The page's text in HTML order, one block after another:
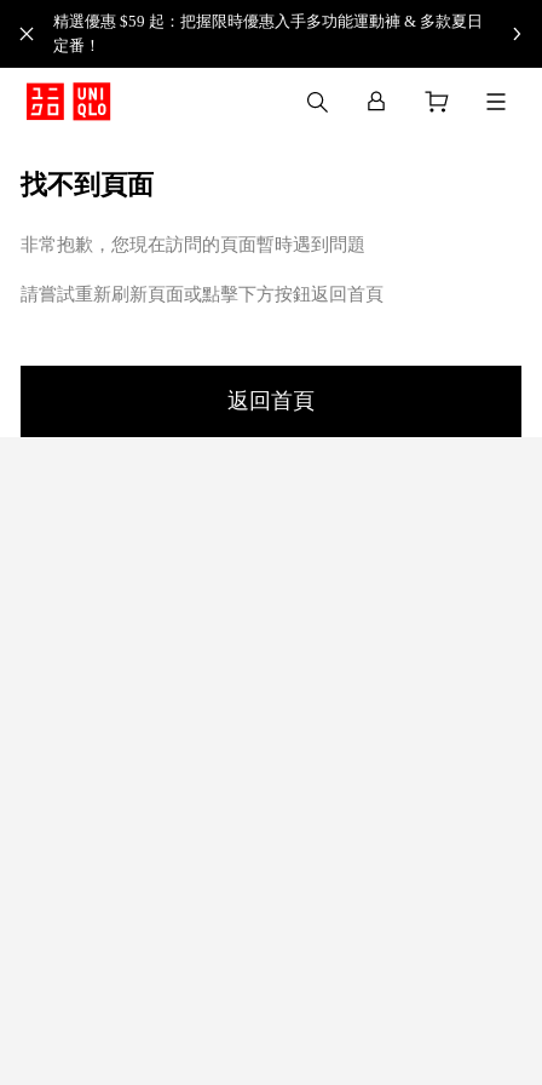
精選優惠 $59 起：把握限時優惠入手多功能運動褲 & 多款夏日
定番！​
找不到頁面
非常抱歉，您現在訪問的頁面暫時遇到問題
請嘗試重新刷新頁面或點擊下方按鈕返回首頁
返回首頁